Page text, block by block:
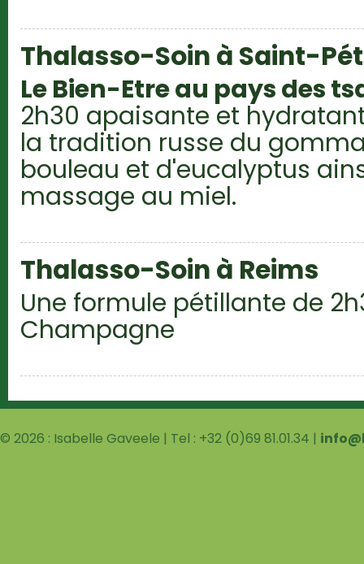
Thalasso-Soin à Saint-
Le Bien-Etre au pays des
2h30 apaisante et
la tradition russe du
bouleau et d'eucalyptus
massage au miel.
Thalasso-Soin à Reims
Une formule pétillante de
Champagne
© 2026 : Isabelle Gaveele | Tel : +32 (0)69 81.01.34 |